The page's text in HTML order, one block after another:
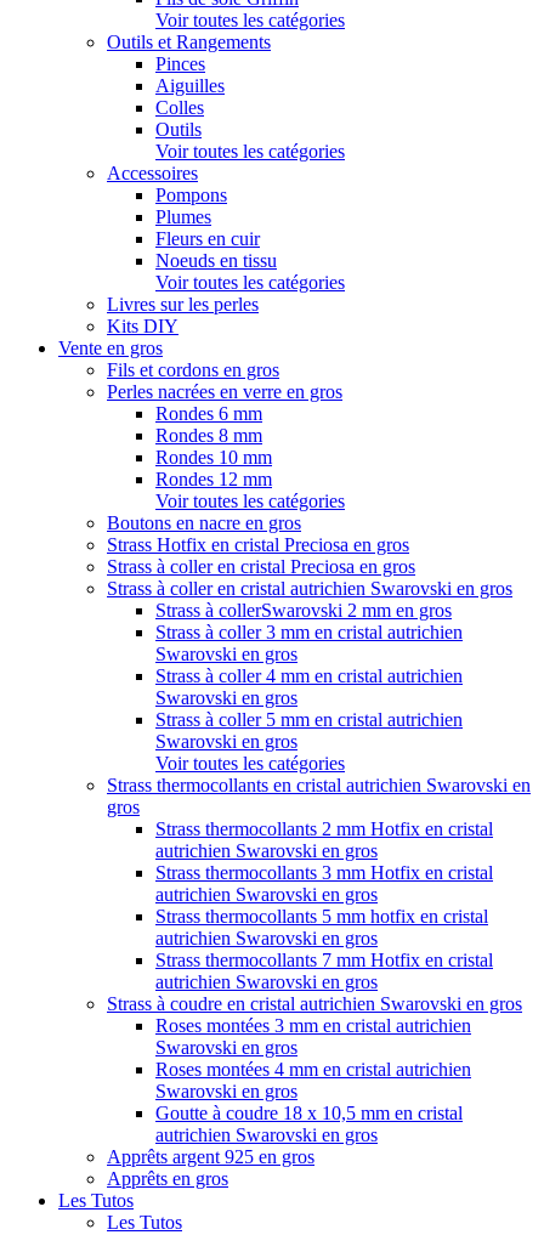
Voir toutes les catégories
Outils et Rangements
Pinces
Aiguilles
Colles
Outils
Voir toutes les catégories
Accessoires
Pompons
Plumes
Fleurs en cuir
Noeuds en tissu
Voir toutes les catégories
Livres sur les perles
Kits DIY
Vente en gros
Fils et cordons en gros
Perles nacrées en verre en gros
Rondes 6 mm
Rondes 8 mm
Rondes 10 mm
Rondes 12 mm
Voir toutes les catégories
Boutons en nacre en gros
Strass Hotfix en cristal Preciosa en gros
Strass à coller en cristal Preciosa en gros
Strass à coller en cristal autrichien Swarovski en gros
Strass à collerSwarovski 2 mm en gros
Strass à coller 3 mm en cristal autrichien
Swarovski en gros
Strass à coller 4 mm en cristal autrichien
Swarovski en gros
Strass à coller 5 mm en cristal autrichien
Swarovski en gros
Voir toutes les catégories
Strass thermocollants en cristal autrichien Swarovski en
gros
Strass thermocollants 2 mm Hotfix en cristal
autrichien Swarovski en gros
Strass thermocollants 3 mm Hotfix en cristal
autrichien Swarovski en gros
Strass thermocollants 5 mm hotfix en cristal
autrichien Swarovski en gros
Strass thermocollants 7 mm Hotfix en cristal
autrichien Swarovski en gros
Strass à coudre en cristal autrichien Swarovski en gros
Roses montées 3 mm en cristal autrichien
Swarovski en gros
Roses montées 4 mm en cristal autrichien
Swarovski en gros
Goutte à coudre 18 x 10,5 mm en cristal
autrichien Swarovski en gros
Apprêts argent 925 en gros
Apprêts en gros
Les Tutos
Les Tutos